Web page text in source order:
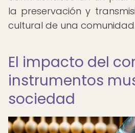
la preservación y
cultural de una comunidad.
El impacto del
instrumentos
sociedad